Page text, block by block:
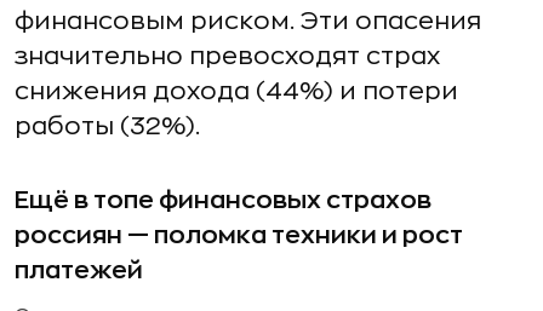
финансовым риском. Эти опасения
значительно превосходят страх
снижения дохода (44%) и потери
работы (32%).
Ещё в топе финансовых страхов
россиян — поломка техники и рост
платежей